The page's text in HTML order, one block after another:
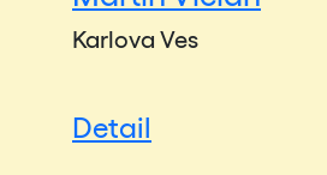
Karlova Ves
Detail